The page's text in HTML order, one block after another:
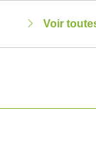
Voir